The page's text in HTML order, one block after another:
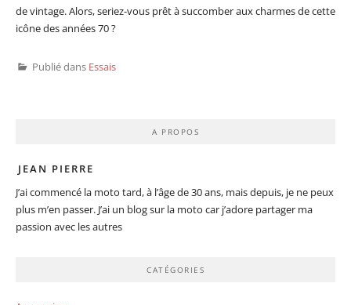
de vintage. Alors, seriez-vous prêt à succomber aux charmes de cette
icône des années 70 ?
Publié dans Essais
A PROPOS
JEAN PIERRE
J’ai commencé la moto tard, à l’âge de 30 ans, mais depuis, je ne peux
plus m’en passer. J’ai un blog sur la moto car j’adore partager ma
passion avec les autres
CATÉGORIES